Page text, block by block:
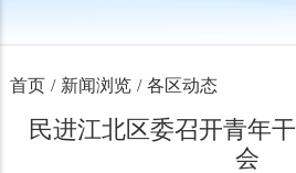
首页 / 新闻浏览 / 各区动态
民进江北区委召开青年
会